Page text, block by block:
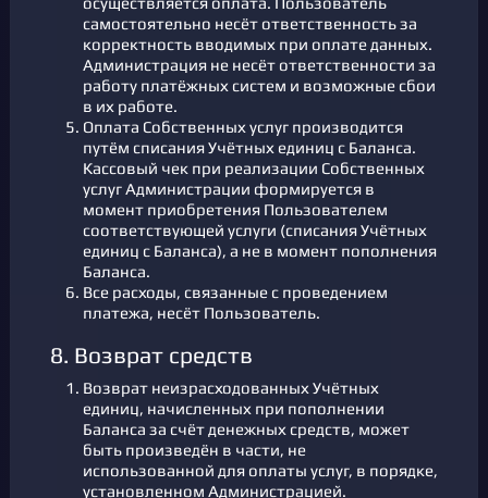
самостоятельно несёт ответственность за
корректность вводимых при оплате данных.
Администрация не несёт ответственности за
работу платёжных систем и возможные сбои
в их работе.
Оплата Собственных услуг производится
путём списания Учётных единиц с Баланса.
Кассовый чек при реализации Собственных
услуг Администрации формируется в
момент приобретения Пользователем
соответствующей услуги (списания Учётных
единиц с Баланса), а не в момент пополнения
Баланса.
Все расходы, связанные с проведением
платежа, несёт Пользователь.
8. Возврат средств
Возврат неизрасходованных Учётных
единиц, начисленных при пополнении
Баланса за счёт денежных средств, может
быть произведён в части, не
использованной для оплаты услуг, в порядке,
установленном Администрацией.